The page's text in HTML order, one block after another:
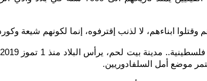
ابناءهم، لا لذنب إقترفوه، إنما لكونهم شيعة
موضع أمل السلفادوريين.